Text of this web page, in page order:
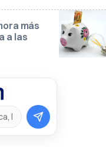
más
a las